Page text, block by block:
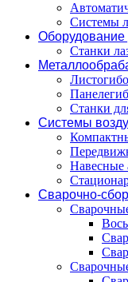
Системы
Оборудование
Станки
Станки
Системы
Навесные
Сварочно-